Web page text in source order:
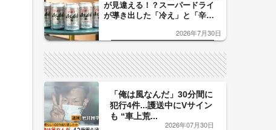
が見違える！？スーパードライ
が導き出した「冷え」と「辛
した「辛口カーブ」が飲み頃の
2026年7月30日
「俺は風なんだ」30分間に
犯行4件...護送中にVサイン
も “車上荒...
2026年07月30日